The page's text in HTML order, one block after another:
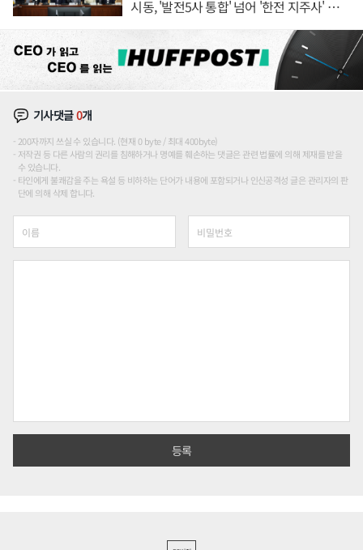
시동, '발전5사 통합' 넘어 '한전 지주사' 재편
기사댓글0개
200자까지 쓰실 수 있습니다. (현재 0 byte / 최대 400byte)
저작권 등 다른 사람의 권리를 침해하거나 명예를 훼손하는 댓글은 관련 법률에 의해 제재를 받을
수 있습니다.
타인에게 불쾌감을 주는 욕설 등 비하하는 단어가 내용에 포함되거나 인신공격성 글은 관리자의 판
단에 의해 삭제 합니다.